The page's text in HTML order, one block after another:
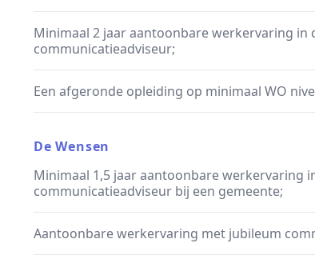
Minimaal 2 jaar aantoonbare werkervaring in
communicatieadviseur;
Een afgeronde opleiding op minimaal WO
De Wensen
Minimaal 1,5 jaar aantoonbare werkervaring
communicatieadviseur bij een gemeente;
Aantoonbare werkervaring met jubileum